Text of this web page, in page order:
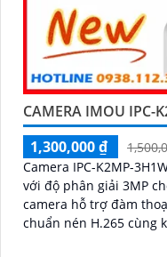
CAMERA IMOU IPC-
1,300,000 ₫
Camera IPC-K2MP-
với độ phân giải 3MP
camera hỗ trợ đàm
chuẩn nén H.265 cùng